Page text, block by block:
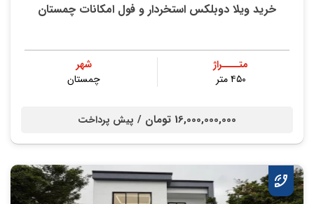
خرید ویلا دوبلکس استخردار و فول امکانات چمستان
متــــراژ
۴۵۰ متر
شهر
چمستان
16,000,000,000 تومان / پیش پرداخت